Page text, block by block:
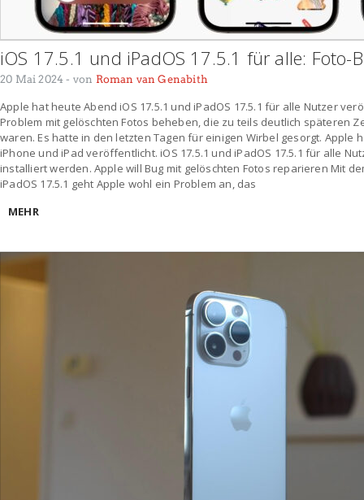
iOS 17.5.1 und iPadOS 17.5.1 für alle: Foto-
20 Mai 2024 - von Roman van Genabith
Apple hat heute Abend iOS 17.5.1 und iPadOS 17.5.1 für alle Nutzer
Problem mit gelöschten Fotos beheben, die zu teils deutlich späteren
waren. Es hatte in den letzten Tagen für einigen Wirbel gesorgt. Apple
iPhone und iPad veröffentlicht. iOS 17.5.1 und iPadOS 17.5.1 für alle
installiert werden. Apple will Bug mit gelöschten Fotos reparieren Mit
iPadOS 17.5.1 geht Apple wohl ein Problem an, das
MEHR